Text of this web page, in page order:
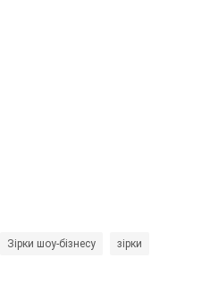
Зірки шоу-бізнесу зірки